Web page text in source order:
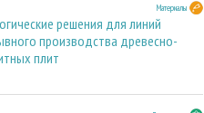
Материалы
решения для линий
производства древесно-
плит